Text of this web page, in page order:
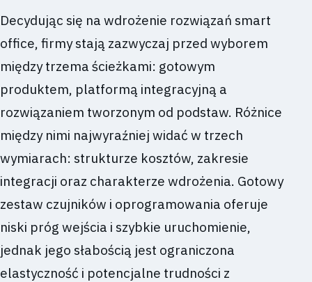
Decydując się na wdrożenie rozwiązań smart
office, firmy stają zazwyczaj przed wyborem
między trzema ścieżkami: gotowym
produktem, platformą integracyjną a
rozwiązaniem tworzonym od podstaw. Różnice
między nimi najwyraźniej widać w trzech
wymiarach: strukturze kosztów, zakresie
integracji oraz charakterze wdrożenia. Gotowy
zestaw czujników i oprogramowania oferuje
niski próg wejścia i szybkie uruchomienie,
jednak jego słabością jest ograniczona
elastyczność i potencjalne trudności z